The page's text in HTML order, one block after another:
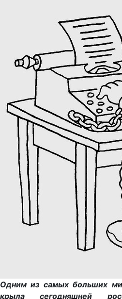
Одним из самых больших
крыла сегодняшней